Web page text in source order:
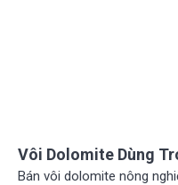
Vôi Dolomite Dùng
Bán vôi dolomite nông